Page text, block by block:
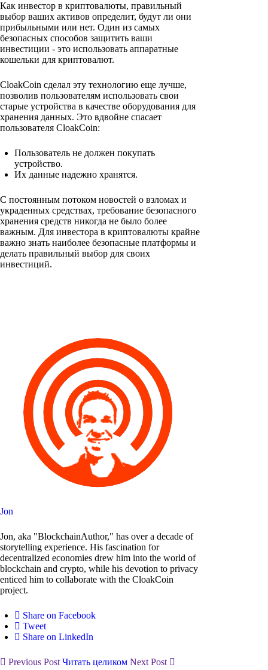
Как инвестор в криптовалюты, правильный
выбор ваших активов определит, будут ли они
прибыльными или нет. Один из самых
безопасных способов защитить ваши
инвестиции - это использовать аппаратные
кошельки для криптовалют.
CloakCoin сделал эту технологию еще лучше,
позволив пользователям использовать свои
старые устройства в качестве оборудования для
хранения данных. Это вдвойне спасает
пользователя CloakCoin:
Пользователь не должен покупать
устройство.
Их данные надежно хранятся.
С постоянным потоком новостей о взломах и
украденных средствах, требование безопасного
хранения средств никогда не было более
важным. Для инвестора в криптовалюты крайне
важно знать наиболее безопасные платформы и
делать правильный выбор для своих
инвестиций.
Jon
Jon, aka "BlockchainAuthor," has over a decade of
storytelling experience. His fascination for
decentralized economies drew him into the world of
blockchain and crypto, while his devotion to privacy
enticed him to collaborate with the CloakCoin
project.
Share on Facebook
Tweet
Share on LinkedIn
Previous PostЧитать целиком Next Post